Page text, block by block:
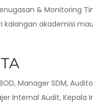
& Monitoring
kalangan akademisi
Manager SDM,
Internal Audit, Kepala